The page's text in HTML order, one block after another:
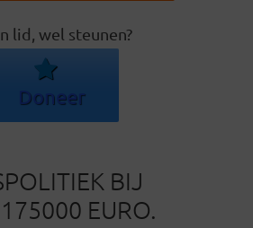
lid, wel steunen?
Doneer
BIJ
EURO.